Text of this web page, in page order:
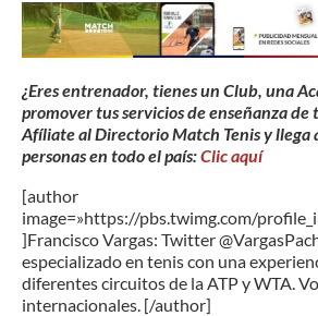
¿Eres entrenador, tienes un Club, una
promover tus servicios de enseñanza de
Afíliate al Directorio Match Tenis y llega
personas en todo el país:Clic aquí
[author
image=»https://pbs.twimg.com/
]Francisco Vargas: Twitter
especializado en tenis con una
diferentes circuitos de la ATP y WTA.
internacionales. [/author]